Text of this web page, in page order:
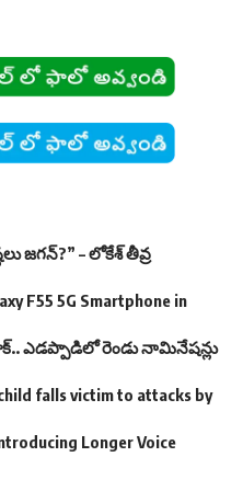
జగన్?” – లోకేశ్‌ తీవ్ర
F55 5G Smartphone in
ఎడప్పాడిలో రెండు నామినేషన్లు
falls victim to attacks by
Longer Voice